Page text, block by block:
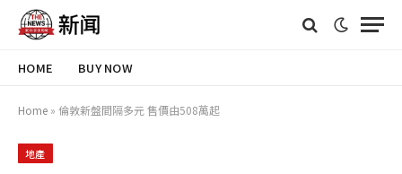
HOME BUY NOW
Home » 倫敦新盤間隔多元 售價由508萬起
地產